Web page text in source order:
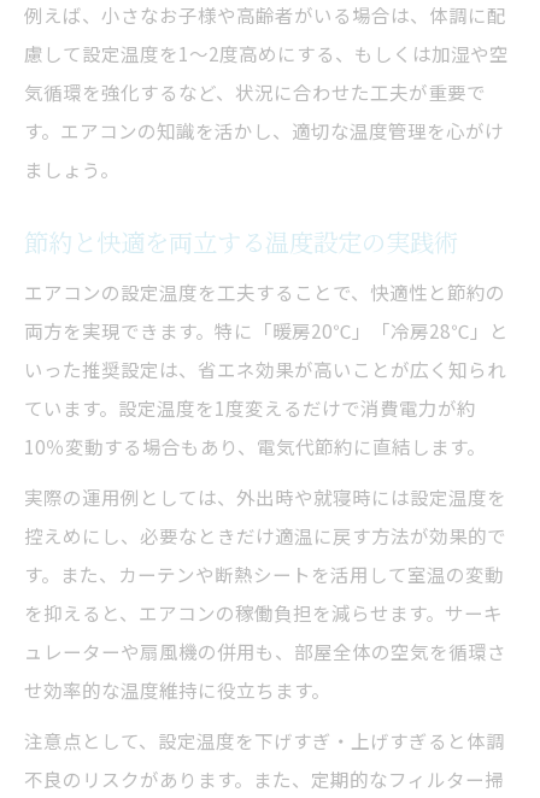
エアコン温度設定で夜間の体感温度を調整
エアコンの知識で寝るときの省エネ運転法
設定温度と実際の室温差の要因をエアコン
エアコン温度設定と室温の関係性を深掘り
エアコンの知識でセンサー活用の省エネ効
果
室温管理に役立つエアコン温度設定の考え
方
冬のエアコン温度設定で快適に過ごす方法
エアコンの知識で冬の最適温度設定を知る
冬のエアコン温度設定と体感温度の工夫
エアコンの知識で暖房効率と節約を両立
冬場のエアコン温度設定と健康維持のポイ
ント
エアコンの知識で冬の快適空間を作る方法
例えば、小さなお子様や高齢者がいる場合は、体調に配
慮して設定温度を1〜2度高めにする、もしくは加湿や空
気循環を強化するなど、状況に合わせた工夫が重要で
す。エアコンの知識を活かし、適切な温度管理を心がけ
ましょう。
節約と快適を両立する温度設定の実践術
エアコンの設定温度を工夫することで、快適性と節約の
両方を実現できます。特に「暖房20℃」「冷房28℃」と
いった推奨設定は、省エネ効果が高いことが広く知られ
ています。設定温度を1度変えるだけで消費電力が約
10％変動する場合もあり、電気代節約に直結します。
実際の運用例としては、外出時や就寝時には設定温度を
控えめにし、必要なときだけ適温に戻す方法が効果的で
す。また、カーテンや断熱シートを活用して室温の変動
を抑えると、エアコンの稼働負担を減らせます。サーキ
ュレーターや扇風機の併用も、部屋全体の空気を循環さ
せ効率的な温度維持に役立ちます。
注意点として、設定温度を下げすぎ・上げすぎると体調
不良のリスクがあります。また、定期的なフィルター掃